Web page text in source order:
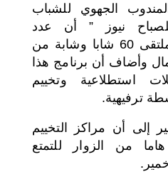
الجهوي للشباب
نيوز ” أن عدد
المشاركين في هذا الملتقى 60 شابا وشابة من
وأضاف أن برنامج هذا
استطلاعية وتخييم
ترفيهية.
أن مراكز التخييم
من الزوار للتمتع